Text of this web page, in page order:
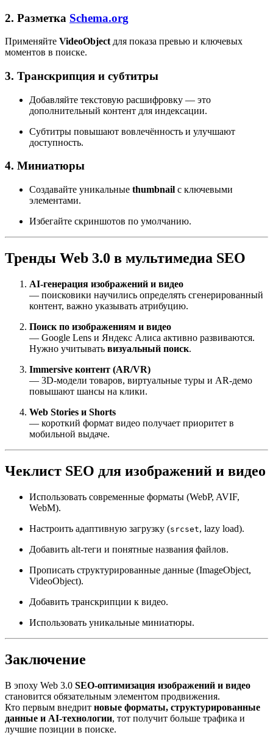
2. Разметка Schema.org
Применяйте VideoObject для показа превью и ключевых
моментов в поиске.
3. Транскрипция и субтитры
Добавляйте текстовую расшифровку — это
дополнительный контент для индексации.
Субтитры повышают вовлечённость и улучшают
доступность.
4. Миниатюры
Создавайте уникальные thumbnail с ключевыми
элементами.
Избегайте скриншотов по умолчанию.
Тренды Web 3.0 в мультимедиа SEO
AI-генерация изображений и видео
— поисковики научились определять сгенерированный
контент, важно указывать атрибуцию.
Поиск по изображениям и видео
— Google Lens и Яндекс Алиса активно развиваются.
Нужно учитывать визуальный поиск.
Immersive контент (AR/VR)
— 3D-модели товаров, виртуальные туры и AR-демо
повышают шансы на клики.
Web Stories и Shorts
— короткий формат видео получает приоритет в
мобильной выдаче.
Чеклист SEO для изображений и видео
Использовать современные форматы (WebP, AVIF,
WebM).
Настроить адаптивную загрузку (srcset, lazy load).
Добавить alt-теги и понятные названия файлов.
Прописать структурированные данные (ImageObject,
VideoObject).
Добавить транскрипции к видео.
Использовать уникальные миниатюры.
Заключение
В эпоху Web 3.0 SEO-оптимизация изображений и видео
становится обязательным элементом продвижения.
Кто первым внедрит новые форматы, структурированные
данные и AI-технологии, тот получит больше трафика и
лучшие позиции в поиске.